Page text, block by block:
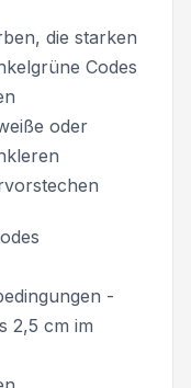
die starken
Codes
oder
-
2,5 cm im